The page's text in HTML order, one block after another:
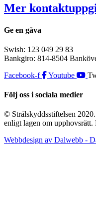
Mer
Ge en gåva
Swish: 123 049 29 83
Bankgiro: 814-8504
Facebook-f
Youtube
Följ oss i sociala medier
© Strålskyddsstiftelsen
enligt lagen om
Webbdesign av Dalwebb -